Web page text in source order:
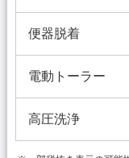
便器脱着
電動トーラー
高圧洗浄